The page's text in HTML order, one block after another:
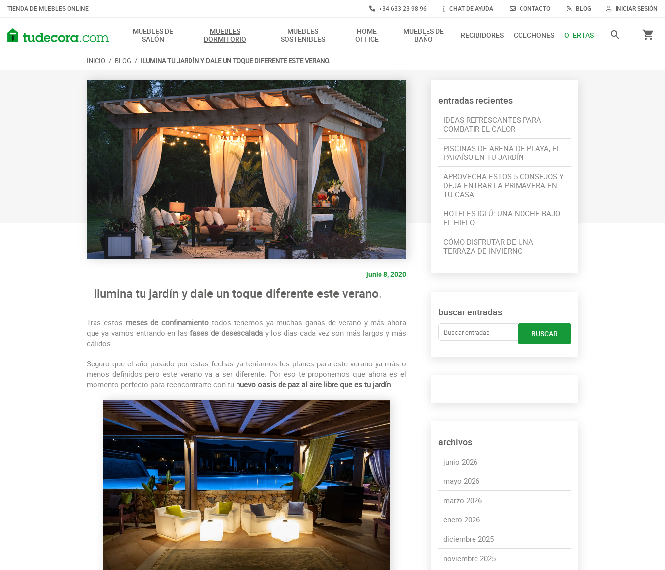
TIENDA DE MUEBLES ONLINE INICIAR SESIÓN
+34 633 23 98 96 CHAT DE AYUDA CONTACTO BLOG
MUEBLES DE
SALÓN
MUEBLES
DORMITORIO
MUEBLES
SOSTENIBLES
HOME
OFFICE
MUEBLES DE
BAÑO
RECIBIDORES COLCHONES OFERTAS
INICIO / BLOG / ILUMINA TU JARDÍN Y DALE UN TOQUE DIFERENTE ESTE VERANO.
junio 8, 2020
ilumina tu jardín y dale un toque diferente este verano.
Tras estos meses de confinamiento todos tenemos ya muchas ganas de verano y más ahora
que ya vamos entrando en lasfases de desescaladay los días cada vez son más largos y más
cálidos.
Seguro que el año pasado por estas fechas ya teníamos los planes para este verano ya más o
menos definidos pero este verano va a ser diferente. Por eso te proponemos que ahora es el
momento perfecto para reencontrarte con tu nuevo oasis de paz al aire libre que es tu jardín.
entradas recientes
IDEAS REFRESCANTES PARA
COMBATIR EL CALOR
PISCINAS DE ARENA DE PLAYA, EL
PARAÍSO EN TU JARDÍN
APROVECHA ESTOS 5 CONSEJOS Y
DEJA ENTRAR LA PRIMAVERA EN
TU CASA
HOTELES IGLÚ: UNA NOCHE BAJO
EL HIELO
CÓMO DISFRUTAR DE UNA
TERRAZA DE INVIERNO
buscar entradas
BUSCAR
archivos
junio 2026
mayo 2026
marzo 2026
enero 2026
diciembre 2025
noviembre 2025